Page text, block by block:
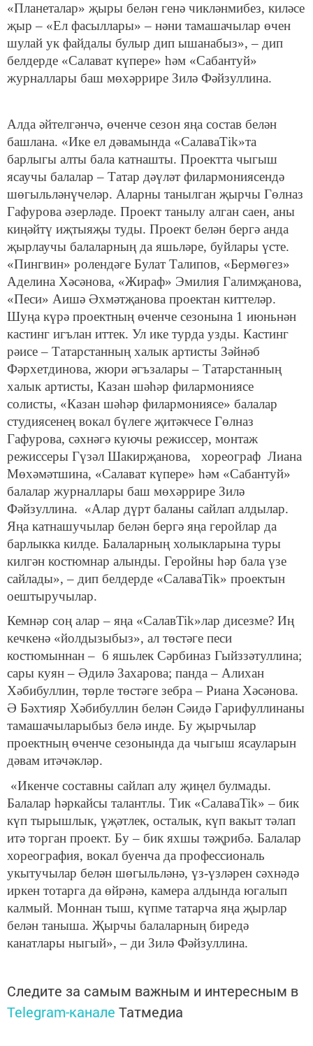
«Планеталар» җыры белән генә чикләнмибез, киләсе
җыр – «Ел фасыллары» – нәни тамашачылар өчен
шулай ук файдалы булыр дип ышанабыз», – дип
белдерде «Салават күпере» һәм «Сабантуй»
журналлары баш мөхәррире Зилә Фәйзуллина.
Алда әйтелгәнчә, өченче сезон яңа состав белән
башлана. «Ике ел дәвамында «СалаваТik»та
барлыгы алты бала катнашты. Проектта чыгыш
ясаучы балалар – Татар дәүләт филармониясендә
шөгыльләнүчеләр. Аларны танылган җырчы Гөлназ
Гафурова әзерләде. Проект танылу алган саен, аны
киңәйтү иҗтыяҗы туды. Проект белән бергә анда
җырлаучы балаларның да яшьләре, буйлары үсте.
«Пингвин» ролендәге Булат Талипов, «Бермөгез»
Аделина Хәсәнова, «Жираф» Эмилия Галимҗанова,
«Песи» Аишә Әхмәтҗанова проектан киттеләр.
Шуңа күрә проектның өченче сезонына 1 июньнән
кастинг игълан иттек. Ул ике турда узды. Кастинг
рәисе – Татарстанның халык артисты Зәйнәб
Фәрхетдинова, жюри әгъзалары – Татарстанның
халык артисты, Казан шәһәр филармониясе
солисты, «Казан шәһәр филармониясе» балалар
студиясенең вокал бүлеге җитәкчесе Гөлназ
Гафурова, сәхнәгә куючы режиссер, монтаж
режиссеры Гүзәл Шакирҗанова, хореограф Лиана
Мөхәмәтшина, «Салават күпере» һәм «Сабантуй»
балалар журналлары баш мөхәррире Зилә
Фәйзуллина. «Алар дүрт баланы сайлап алдылар.
Яңа катнашучылар белән бергә яңа геройлар да
барлыкка килде. Балаларның холыкларына туры
килгән костюмнар алынды. Геройны һәр бала үзе
сайлады», – дип белдерде «СалаваTik» проектын
оештыручылар.
Кемнәр соң алар – яңа «СалавTik»лар дисезме? Иң
кечкенә «йолдызыбыз», ал төстәге песи
костюмыннан – 6 яшьлек Сәрбиназ Гыйззәтуллина;
сары куян – Әдилә Захарова; панда – Алихан
Хәбибуллин, төрле төстәге зебра – Риана Хәсәнова.
Ә Бәхтияр Хәбибуллин белән Сәидә Гарифуллинаны
тамашачыларыбыз белә инде. Бу җырчылар
проектның өченче сезонында да чыгыш ясауларын
дәвам итәчәкләр.
«Икенче составны сайлап алу җиңел булмады.
Балалар һәркайсы талантлы. Тик «СалаваTik» – бик
күп тырышлык, үҗәтлек, осталык, күп вакыт тәлап
итә торган проект. Бу – бик яхшы тәҗрибә. Балалар
хореография, вокал буенча да профессиональ
укытучылар белән шөгыльләнә, үз-үзләрен сәхнәдә
иркен тотарга да өйрәнә, камера алдында югалып
калмый. Моннан тыш, күпме татарча яңа җырлар
белән таныша. Җырчы балаларның биредә
канатлары ныгый», – ди Зилә Фәйзуллина.
Следите за самым важным и интересным в
Telegram-канале Татмедиа